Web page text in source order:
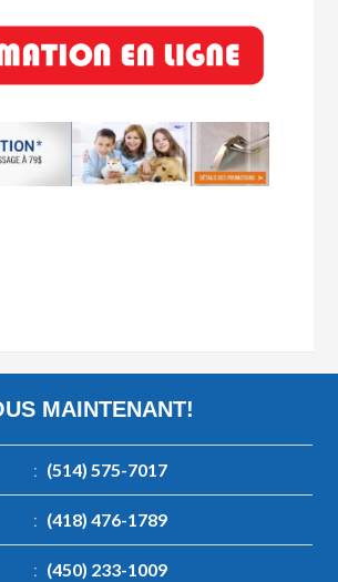
MAINTENANT!
: (514) 575-7017
: (418) 476-1789
: (450) 233-1009